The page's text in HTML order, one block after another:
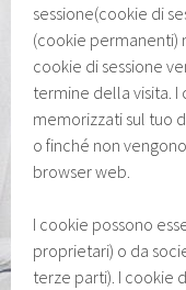
sessione(cookie di
(cookie permanenti)
cookie di sessione
termine della visita.
memorizzati sul tuo
o finché non
browser web.
I cookie possono
proprietari) o da
terze parti). I cookie